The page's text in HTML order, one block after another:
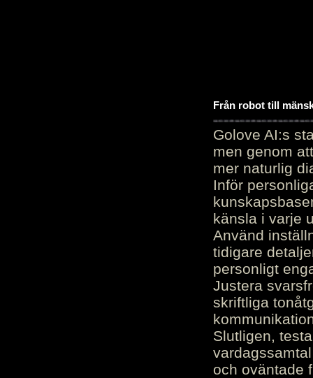
Från robot till
Golove AI:s
men genom
mer naturlig
Inför
känsla i varje
Använd
tidigare
personligt
Justera
skriftliga
Slutligen,
och oväntade